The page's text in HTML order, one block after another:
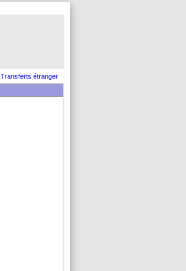
Transferts étranger